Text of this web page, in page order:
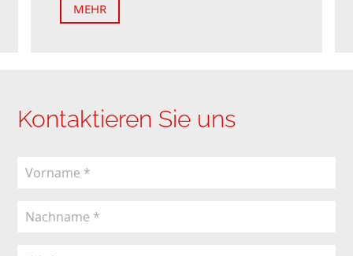
MEHR
Kontaktieren Sie uns